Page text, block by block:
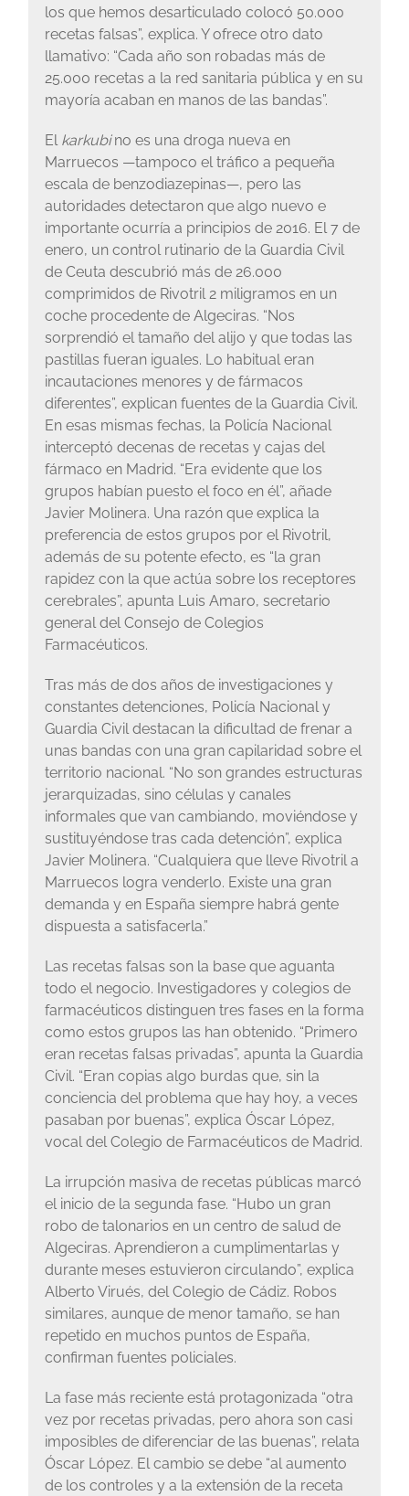
los que hemos desarticulado colocó 50.000
recetas falsas”, explica. Y ofrece otro dato
llamativo: “Cada año son robadas más de
25.000 recetas a la red sanitaria pública y en su
mayoría acaban en manos de las bandas”.
El karkubino es una droga nueva en
Marruecos —tampoco el tráfico a pequeña
escala de benzodiazepinas—, pero las
autoridades detectaron que algo nuevo e
importante ocurría a principios de 2016. El 7 de
enero, un control rutinario de la Guardia Civil
de Ceuta descubrió más de 26.000
comprimidos de Rivotril 2 miligramos en un
coche procedente de Algeciras. “Nos
sorprendió el tamaño del alijo y que todas las
pastillas fueran iguales. Lo habitual eran
incautaciones menores y de fármacos
diferentes”, explican fuentes de la Guardia Civil.
En esas mismas fechas, la Policía Nacional
interceptó decenas de recetas y cajas del
fármaco en Madrid. “Era evidente que los
grupos habían puesto el foco en él”, añade
Javier Molinera. Una razón que explica la
preferencia de estos grupos por el Rivotril,
además de su potente efecto, es “la gran
rapidez con la que actúa sobre los receptores
cerebrales”, apunta Luis Amaro, secretario
general del Consejo de Colegios
Farmacéuticos.
Tras más de dos años de investigaciones y
constantes detenciones, Policía Nacional y
Guardia Civil destacan la dificultad de frenar a
unas bandas con una gran capilaridad sobre el
territorio nacional. “No son grandes estructuras
jerarquizadas, sino células y canales
informales que van cambiando, moviéndose y
sustituyéndose tras cada detención”, explica
Javier Molinera. “Cualquiera que lleve Rivotril a
Marruecos logra venderlo. Existe una gran
demanda y en España siempre habrá gente
dispuesta a satisfacerla.”
Las recetas falsas son la base que aguanta
todo el negocio. Investigadores y colegios de
farmacéuticos distinguen tres fases en la forma
como estos grupos las han obtenido. “Primero
eran recetas falsas privadas”, apunta la Guardia
Civil. “Eran copias algo burdas que, sin la
conciencia del problema que hay hoy, a veces
pasaban por buenas”, explica Óscar López,
vocal del Colegio de Farmacéuticos de Madrid.
La irrupción masiva de recetas públicas marcó
el inicio de la segunda fase. “Hubo un gran
robo de talonarios en un centro de salud de
Algeciras. Aprendieron a cumplimentarlas y
durante meses estuvieron circulando”, explica
Alberto Virués, del Colegio de Cádiz. Robos
similares, aunque de menor tamaño, se han
repetido en muchos puntos de España,
confirman fuentes policiales.
La fase más reciente está protagonizada “otra
vez por recetas privadas, pero ahora son casi
imposibles de diferenciar de las buenas”, relata
Óscar López. El cambio se debe “al aumento
de los controles y a la extensión de la receta